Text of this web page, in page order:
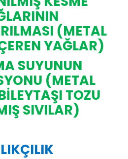
(METAL
YAĞLAR)
SUYUNUN
(METAL
TOZU
SIVILAR)